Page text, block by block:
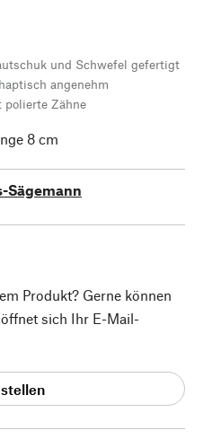
und Schwefel gefertigt
angenehm
polierte Zähne
8 cm
Sägemann
Produkt? Gerne können
sich Ihr E-Mail-